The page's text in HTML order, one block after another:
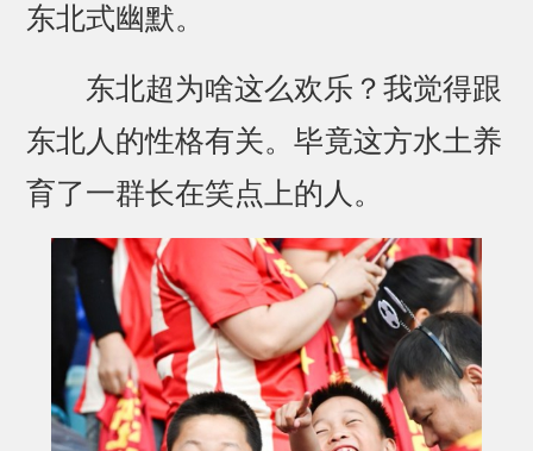
东北式幽默。
东北超为啥这么欢乐？我觉得跟
东北人的性格有关。毕竟这方水土养
育了一群长在笑点上的人。